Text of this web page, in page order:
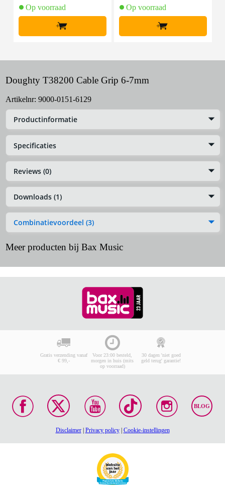
Op voorraad
+
Op voorraad
+
Doughty T38200 Cable Grip 6-7mm
Artikelnr: 9000-0151-6129
Productinformatie
Specificaties
Reviews (0)
Downloads (1)
Combinatievoordeel (3)
Meer producten bij Bax Music
Gratis verzending vanaf
€ 99,-
Voor 23:00 besteld,
morgen in huis (mits
op voorraad)
30 dagen 'niet goed
geld terug' garantie!
BLOG
Disclaimer| Privacy policy| Cookie-instellingen